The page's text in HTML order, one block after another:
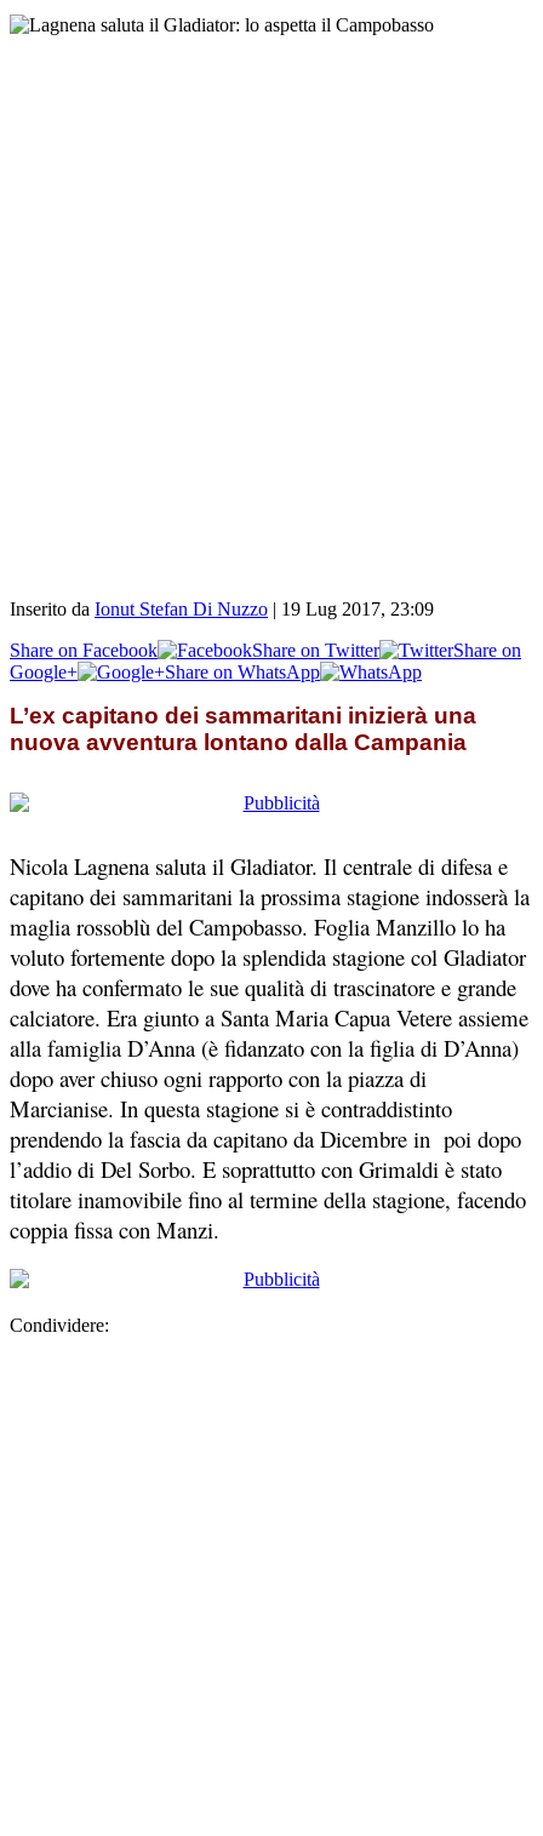
Inserito da Ionut Stefan Di Nuzzo | 19 Lug 2017, 23:09
Share on Facebook
Share on Twitter
Share on
Google+
Share on WhatsApp
L’ex capitano dei sammaritani inizierà una
nuova avventura lontano dalla Campania
Nicola Lagnena saluta il Gladiator. Il centrale di difesa e
capitano dei sammaritani la prossima stagione indosserà la
maglia rossoblù del Campobasso. Foglia Manzillo lo ha
voluto fortemente dopo la splendida stagione col Gladiator
dove ha confermato le sue qualità di trascinatore e grande
calciatore. Era giunto a Santa Maria Capua Vetere assieme
alla famiglia D’Anna (è fidanzato con la figlia di D’Anna)
dopo aver chiuso ogni rapporto con la piazza di
Marcianise. In questa stagione si è contraddistinto
prendendo la fascia da capitano da Dicembre in poi dopo
l’addio di Del Sorbo. E soprattutto con Grimaldi è stato
titolare inamovibile fino al termine della stagione, facendo
coppia fissa con Manzi.
Condividere: